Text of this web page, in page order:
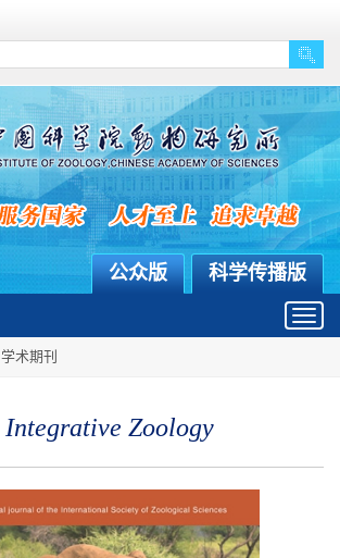
科学传播版
公众版
学术期刊
Integrative Zoology